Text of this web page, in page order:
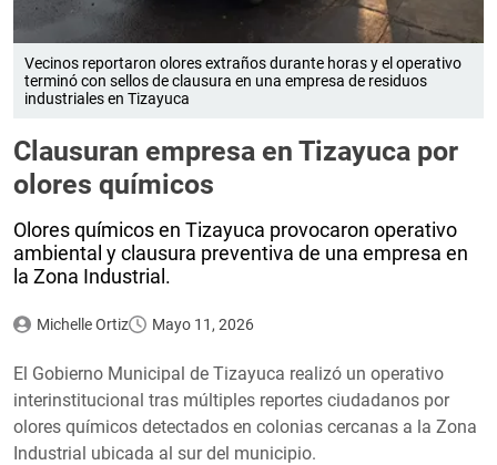
Vecinos reportaron olores extraños durante horas y el operativo
terminó con sellos de clausura en una empresa de residuos
industriales en Tizayuca
Clausuran empresa en Tizayuca por
olores químicos
Olores químicos en Tizayuca provocaron operativo
ambiental y clausura preventiva de una empresa en
la Zona Industrial.
Michelle Ortiz Mayo 11, 2026
El Gobierno Municipal de Tizayuca realizó un operativo
interinstitucional tras múltiples reportes ciudadanos por
olores químicos detectados en colonias cercanas a la Zona
Industrial ubicada al sur del municipio.